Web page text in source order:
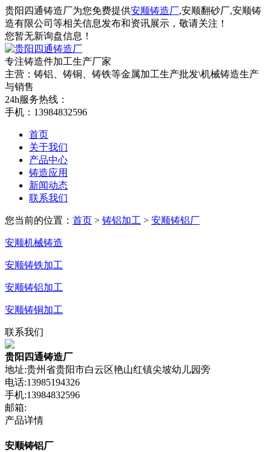
贵阳四通铸造厂为您免费提供安顺铸造厂,安顺翻砂厂,安顺铸
造有限公司等相关信息发布和资讯展示，敬请关注！
您暂无新询盘信息！
专注铸造件加工生产厂家
主营：铸铝、铸铜、铸铁等金属加工生产批发\机械铸造生产
与销售
24h服务热线：
手机：13984832596
首页
关于我们
产品中心
铸造应用
新闻动态
联系我们
您当前的位置： 首页 > 铸铝加工 > 安顺铸铝厂
安顺机械铸造
安顺铸铁加工
安顺铸铝加工
安顺铸铜加工
联系我们
贵阳四通铸造厂
地址:贵州省贵阳市白云区艳山红镇尖坡幼儿园旁
电话:13985194326
手机:13984832596
邮箱:
产品详情
安顺铸铝厂